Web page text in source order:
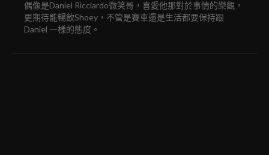
偶像是Daniel Ricciardo微笑哥，喜愛他那對於事情的樂觀，
更期待能暢飲Shoey，不管是賽車還是生活都要保持跟
Daniel 一樣的態度。